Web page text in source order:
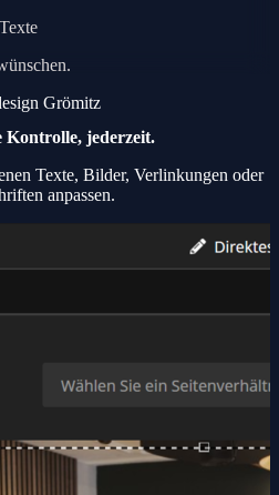
Grömitz
Kontrolle, jederzeit.
Texte, Bilder, Verlinkungen oder
anpassen.